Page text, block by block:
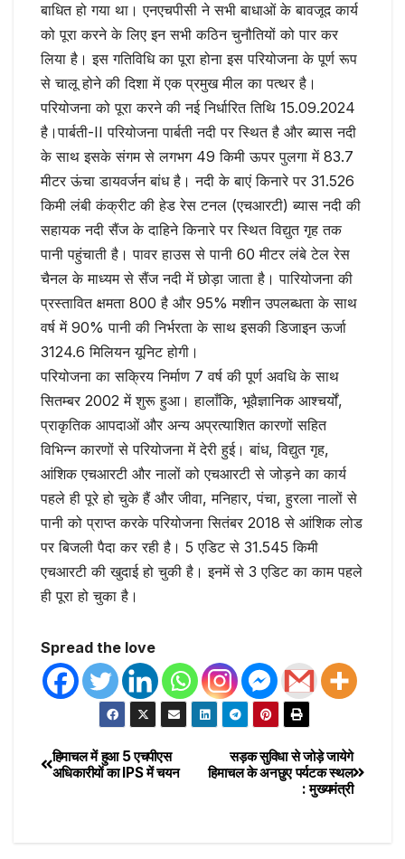
बाधित हो गया था। एनएचपीसी ने सभी बाधाओं के बावजूद कार्य
को पूरा करने के लिए इन सभी कठिन चुनौतियों को पार कर
लिया है। इस गतिविधि का पूरा होना इस परियोजना के पूर्ण रूप
से चालू होने की दिशा में एक प्रमुख मील का पत्थर है।
परियोजना को पूरा करने की नई निर्धारित तिथि 15.09.2024
है।पार्बती-II परियोजना पार्बती नदी पर स्थित है और ब्यास नदी
के साथ इसके संगम से लगभग 49 किमी ऊपर पुलगा में 83.7
मीटर ऊंचा डायवर्जन बांध है। नदी के बाएं किनारे पर 31.526
किमी लंबी कंक्रीट की हेड रेस टनल (एचआरटी) ब्यास नदी की
सहायक नदी सैंज के दाहिने किनारे पर स्थित विद्युत गृह तक
पानी पहुंचाती है। पावर हाउस से पानी 60 मीटर लंबे टेल रेस
चैनल के माध्यम से सैंज नदी में छोड़ा जाता है। पारियोजना की
प्रस्तावित क्षमता 800 है और 95% मशीन उपलब्धता के साथ
वर्ष में 90% पानी की निर्भरता के साथ इसकी डिजाइन ऊर्जा
3124.6 मिलियन यूनिट होगी।
परियोजना का सक्रिय निर्माण 7 वर्ष की पूर्ण अवधि के साथ
सितम्बर 2002 में शुरू हुआ। हालाँकि, भूवैज्ञानिक आश्चर्यों,
प्राकृतिक आपदाओं और अन्य अप्रत्याशित कारणों सहित
विभिन्न कारणों से परियोजना में देरी हुई। बांध, विद्युत गृह,
आंशिक एचआरटी और नालों को एचआरटी से जोड़ने का कार्य
पहले ही पूरे हो चुके हैं और जीवा, मनिहार, पंचा, हुरला नालों से
पानी को प्राप्त करके परियोजना सितंबर 2018 से आंशिक लोड
पर बिजली पैदा कर रही है। 5 एडिट से 31.545 किमी
एचआरटी की खुदाई हो चुकी है। इनमें से 3 एडिट का काम पहले
ही पूरा हो चुका है।
Spread the love
सड़क सुविधा से जोड़े जायेगे
हिमाचल के अनछुए पर्यटक स्थल
: मुख्यमंत्री
हिमाचल में हुआ 5 एचपीएस
अधिकारीयों का IPS में चयन